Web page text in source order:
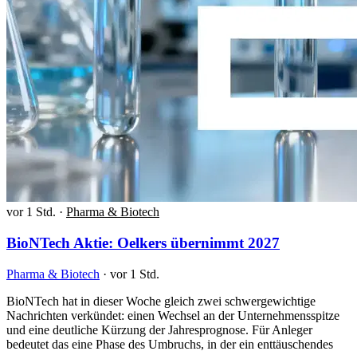
vor 1 Std. · Pharma & Biotech
BioNTech Aktie: Oelkers übernimmt 2027
Pharma & Biotech · vor 1 Std.
BioNTech hat in dieser Woche gleich zwei schwergewichtige
Nachrichten verkündet: einen Wechsel an der Unternehmensspitze
und eine deutliche Kürzung der Jahresprognose. Für Anleger
bedeutet das eine Phase des Umbruchs, in der ein enttäuschendes